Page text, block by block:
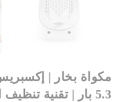
مكواة بخار |
5.3 بار | تقنية